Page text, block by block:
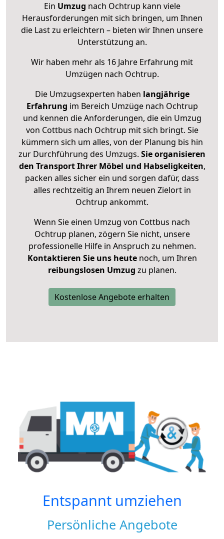
Ein Umzug nach Ochtrup kann viele
Herausforderungen mit sich bringen, um Ihnen
die Last zu erleichtern – bieten wir Ihnen unsere
Unterstützung an.
Wir haben mehr als 16 Jahre Erfahrung mit
Umzügen nach Ochtrup.
Die Umzugsexperten haben langjährige
Erfahrung im Bereich Umzüge nach Ochtrup
und kennen die Anforderungen, die ein Umzug
von Cottbus nach Ochtrup mit sich bringt. Sie
kümmern sich um alles, von der Planung bis hin
zur Durchführung des Umzugs. Sie organisieren
den Transport Ihrer Möbel und Habseligkeiten,
packen alles sicher ein und sorgen dafür, dass
alles rechtzeitig an Ihrem neuen Zielort in
Ochtrup ankommt.
Wenn Sie einen Umzug von Cottbus nach
Ochtrup planen, zögern Sie nicht, unsere
professionelle Hilfe in Anspruch zu nehmen.
Kontaktieren Sie uns heutenoch, um Ihren
reibungslosen Umzug zu planen.
Kostenlose Angebote erhalten
Entspannt umziehen
Persönliche Angebote